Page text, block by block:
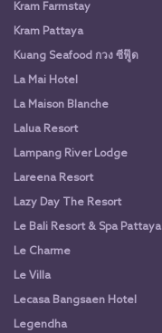
Kram Farmstay
Kram Pattaya
Kuang Seafood กวง ซีฟู๊ด
La Mai Hotel
La Maison Blanche
Lalua Resort
Lampang River Lodge
Lareena Resort
Lazy Day The Resort
Le Bali Resort & Spa Pattaya
Le Charme
Le Villa
Lecasa Bangsaen Hotel
Legendha